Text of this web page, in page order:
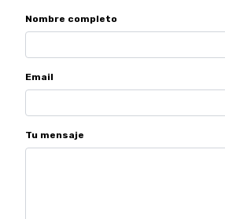
Nombre completo
Email
Tu mensaje